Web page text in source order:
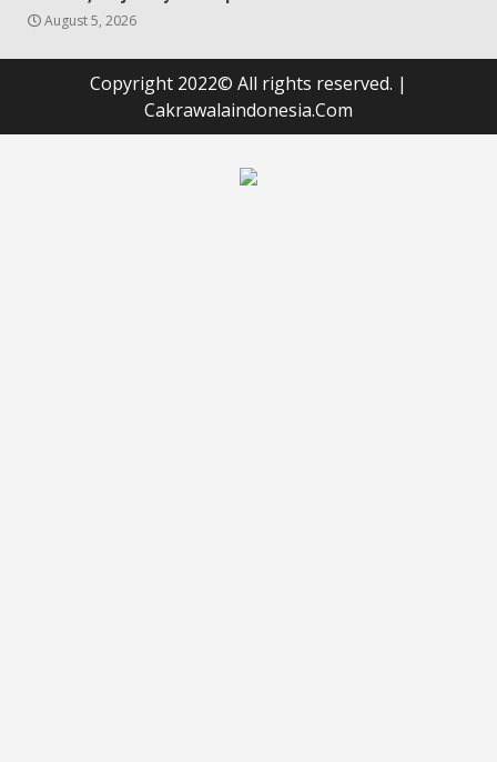
August 5, 2026
Copyright 2022© All rights reserved. |
Cakrawalaindonesia.Com